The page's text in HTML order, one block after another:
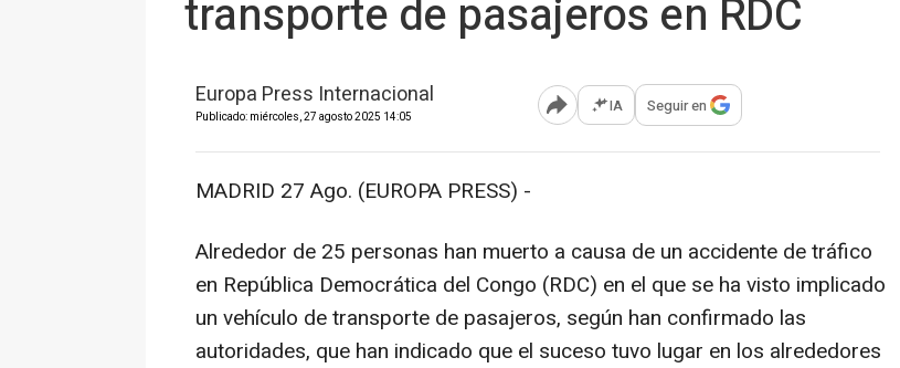
transporte de pasajeros en RDC
Europa Press Internacional
Publicado: miércoles, 27 agosto 2025 14:05 Abrir opciones para compartir
IA Seguir en
MADRID 27 Ago. (EUROPA PRESS) -
Alrededor de 25 personas han muerto a causa de un accidente de tráfico
en República Democrática del Congo (RDC) en el que se ha visto implicado
un vehículo de transporte de pasajeros, según han confirmado las
autoridades, que han indicado que el suceso tuvo lugar en los alrededores